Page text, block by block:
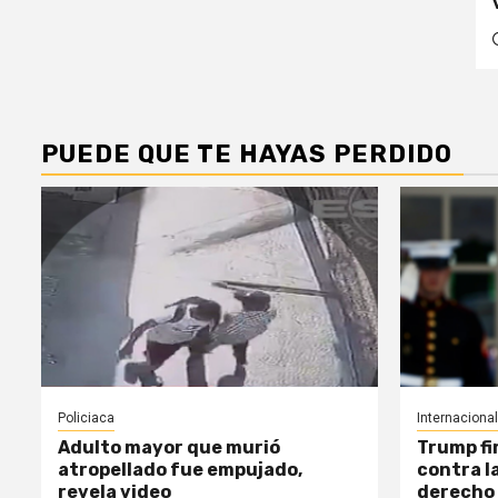
PUEDE QUE TE HAYAS PERDIDO
Policiaca
Adulto mayor que murió
atropellado fue empujado,
revela video
Internacional
Trump
contra